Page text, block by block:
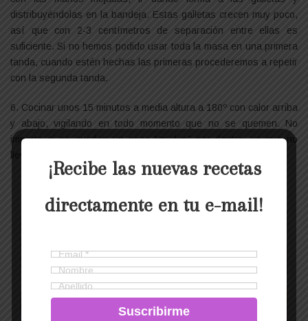
distribuyéndolas en la bandeja. Estas galletas crecen muy poco,
así que con 2-3 centímetros de separación entre ellas es
suficiente. Si no hemos podido usar toda la masa en una primera
tanda, cuando estén hechas las primeras procederemos a repetir
con la segunda tanda.
6. Cocinar unos 15 minutos a media altura a 180º con calor arriba
y abajo, vigilando en todo momento que no se quemen. No
importa si se quedan un poco “crudas” por dentro, ya que no
¡Recibe las nuevas recetas
directamente en tu e-mail!